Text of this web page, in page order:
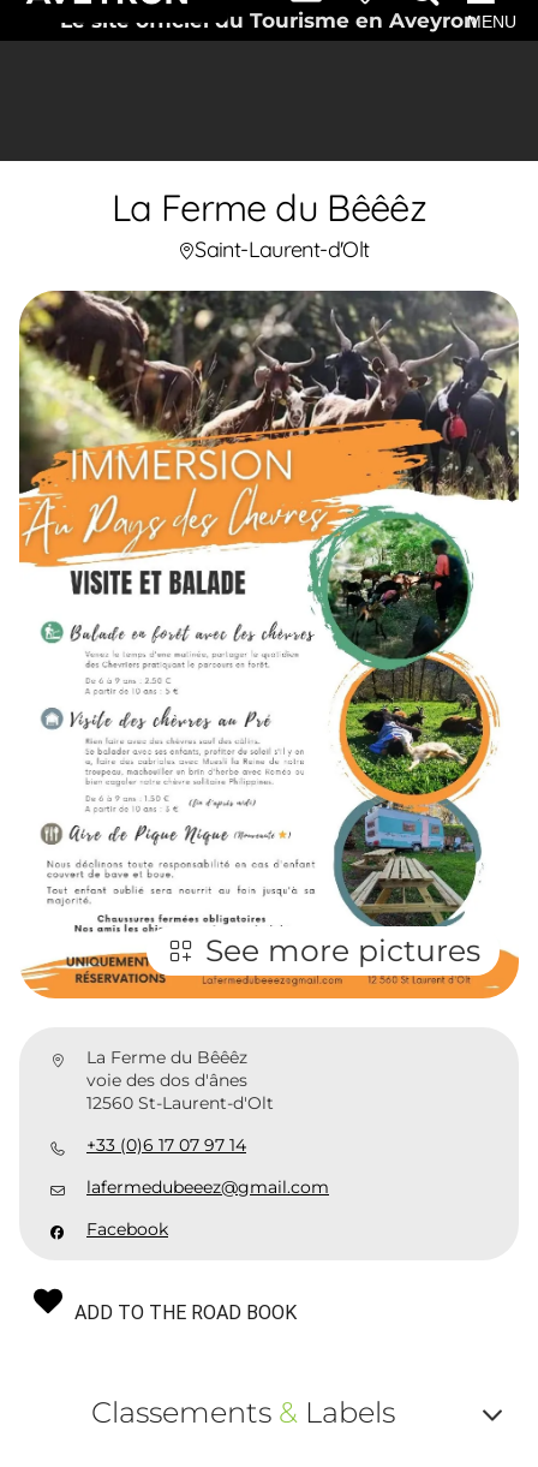
Le site officiel du Tourisme en AveyronMENU
La Ferme du Bêêêz
Saint-Laurent-d'Olt
See more pictures
La Ferme du Bêêêz
voie des dos d'ânes
12560 St-Laurent-d'Olt
+33 (0)6 17 07 97 14
lafermedubeeez@gmail.com
Facebook
ADD TO THE ROAD BOOK
Classements & Labels